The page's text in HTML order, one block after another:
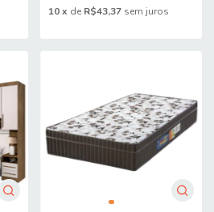
10 x de R$43,37 sem juros